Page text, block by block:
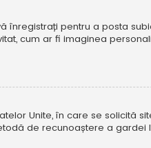
pentru a posta
cum ar fi imaginea
Unite, în care se solicită
de recunoaștere a gardei